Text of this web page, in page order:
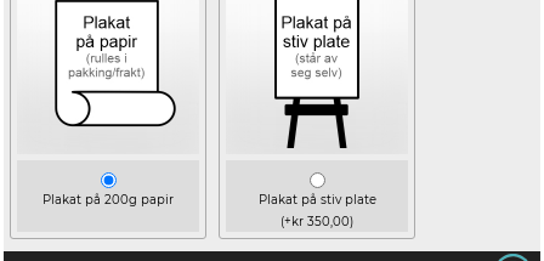
Plakat på 200g papir
Plakat på stiv plate
(+kr 350,00)